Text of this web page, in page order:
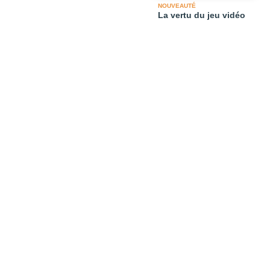
NOUVEAUTÉ
La vertu du jeu vidéo